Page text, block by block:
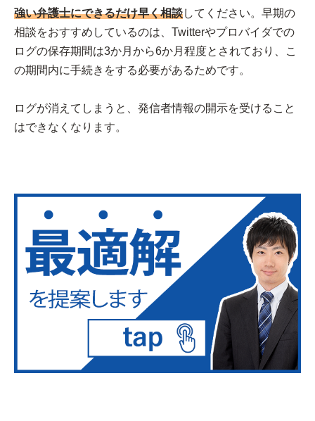
強い弁護士にできるだけ早く相談してください。早期の
相談をおすすめしているのは、Twitterやプロバイダでの
ログの保存期間は3か月から6か月程度とされており、こ
の期間内に手続きをする必要があるためです。
ログが消えてしまうと、発信者情報の開示を受けること
はできなくなります。